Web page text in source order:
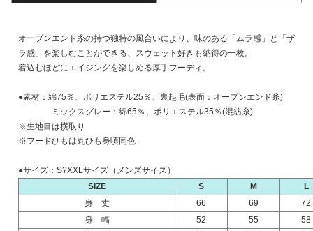
オープンエンド糸の持つ独特の風合いにより、味のある「ムラ感」と「ザ
ラ感」を楽しむことができる、スウェット好きも納得の一枚。
着込むほどにエイジングを楽しめる厚手フーディ。
●素材：綿75％、ポリエステル25％、裏起毛(表面：オープンエンド糸)
ミックスグレー：綿65％、ポリエステル35％(混紡糸)
※生地目は横取り
※フードひもは丸ひも身頃同色
●サイズ：S?XXLサイズ（メンズサイズ）
SIZE
S M
L
身 丈
66 69
72
身 幅
52 55
58